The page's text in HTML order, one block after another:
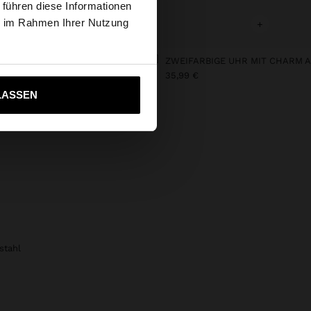
diese Informationen
Rahmen Ihrer Nutzung
Website
zu United States
+ +
35,99 €